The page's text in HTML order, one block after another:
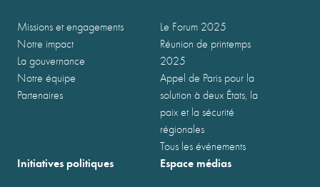
Missions et engagements
Notre impact
La gouvernance
Notre équipe
Partenaires
Le Forum 2025
Réunion de printemps
2025
Appel de Paris pour la
solution à deux États, la
paix et la sécurité
régionales
Tous les événements
Initiatives politiques Espace médias